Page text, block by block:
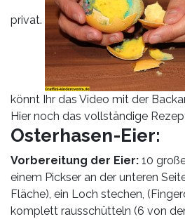
privat.
könnt Ihr das Video mit der
Hier noch das vollständige
Osterhasen-Eier:
Vorbereitung der Eier: 10
einem Pickser an der unteren
Fläche), ein Loch stechen,
komplett rausschütteln (6 von